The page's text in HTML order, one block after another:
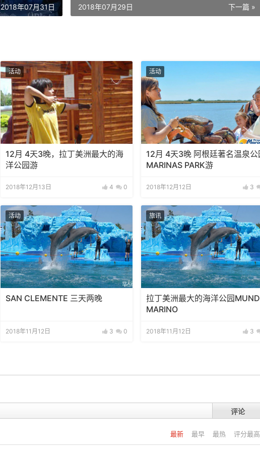
2018年07月31日 下一篇 »
2018年07月29日
活动
12月 4天3晚，拉丁美洲最大的海
洋公园游
2018年12月13日 4 0
活动
12月 4天3晚 阿根廷著名温泉公
MARINAS PARK游
2018年12月12日 3
活动
SAN CLEMENTE 三天两晚
2018年11月12日 3 0
旅讯
拉丁美洲最大的海洋公园
MARINO
2018年11月12日 3
评论
最新 最早 最热 评分最高